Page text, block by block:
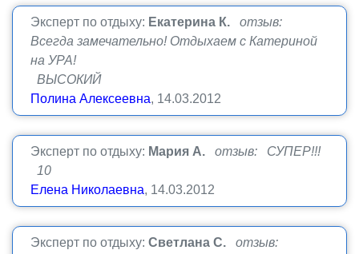
Эксперт по отдыху: Екатерина К.
отзыв:
Всегда замечательно! Отдыхаем с Катериной
на УРА!
ВЫСОКИЙ
Полина Алексеевна, 14.03.2012
Эксперт по отдыху: Мария А.
отзыв: СУПЕР!!!
10
Елена Николаевна, 14.03.2012
Эксперт по отдыху: Светлана С.
отзыв: